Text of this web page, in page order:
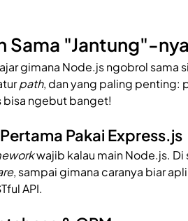
Sama "Jantung"-
gimana Node.js ngobrol sama
path, dan yang paling penting:
bisa ngebut banget!
Pakai Express.js
wajib kalau main Node.js. Di
, sampai gimana caranya biar
API.